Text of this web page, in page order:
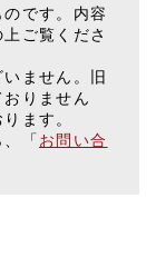
です。内容
ご覧くださ
ません。旧
りません
ます。
「 お問い合